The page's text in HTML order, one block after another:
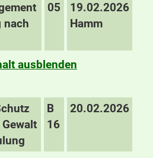
05
19.02.2026
Hamm
ausblenden
B
16
20.02.2026